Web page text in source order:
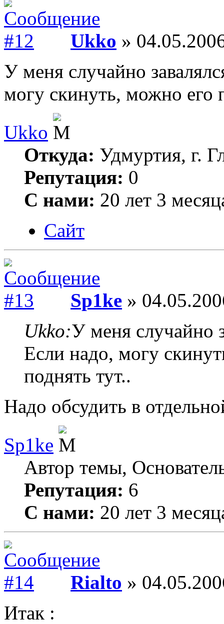
Ukko »
У меня случайно
могу скинуть, можно его
Ukko
Откуда: Удмуртия, г.
Репутация: 0
С нами: 20 лет 3
Сайт
Sp1ke »
Ukko:У меня случайно
Если надо, могу
поднять тут..
Надо обсудить в
Sp1ke
Автор темы,
Репутация: 6
С нами: 20 лет 3
Rialto »
Итак :